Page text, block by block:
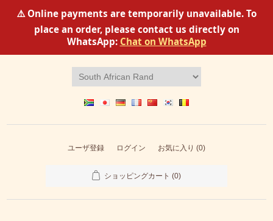
⚠️ Online payments are temporarily unavailable. To
place an order, please contact us directly on
WhatsApp: Chat on WhatsApp
ユーザ登録 ログイン お気に入り (0)
ショッピングカート (0)